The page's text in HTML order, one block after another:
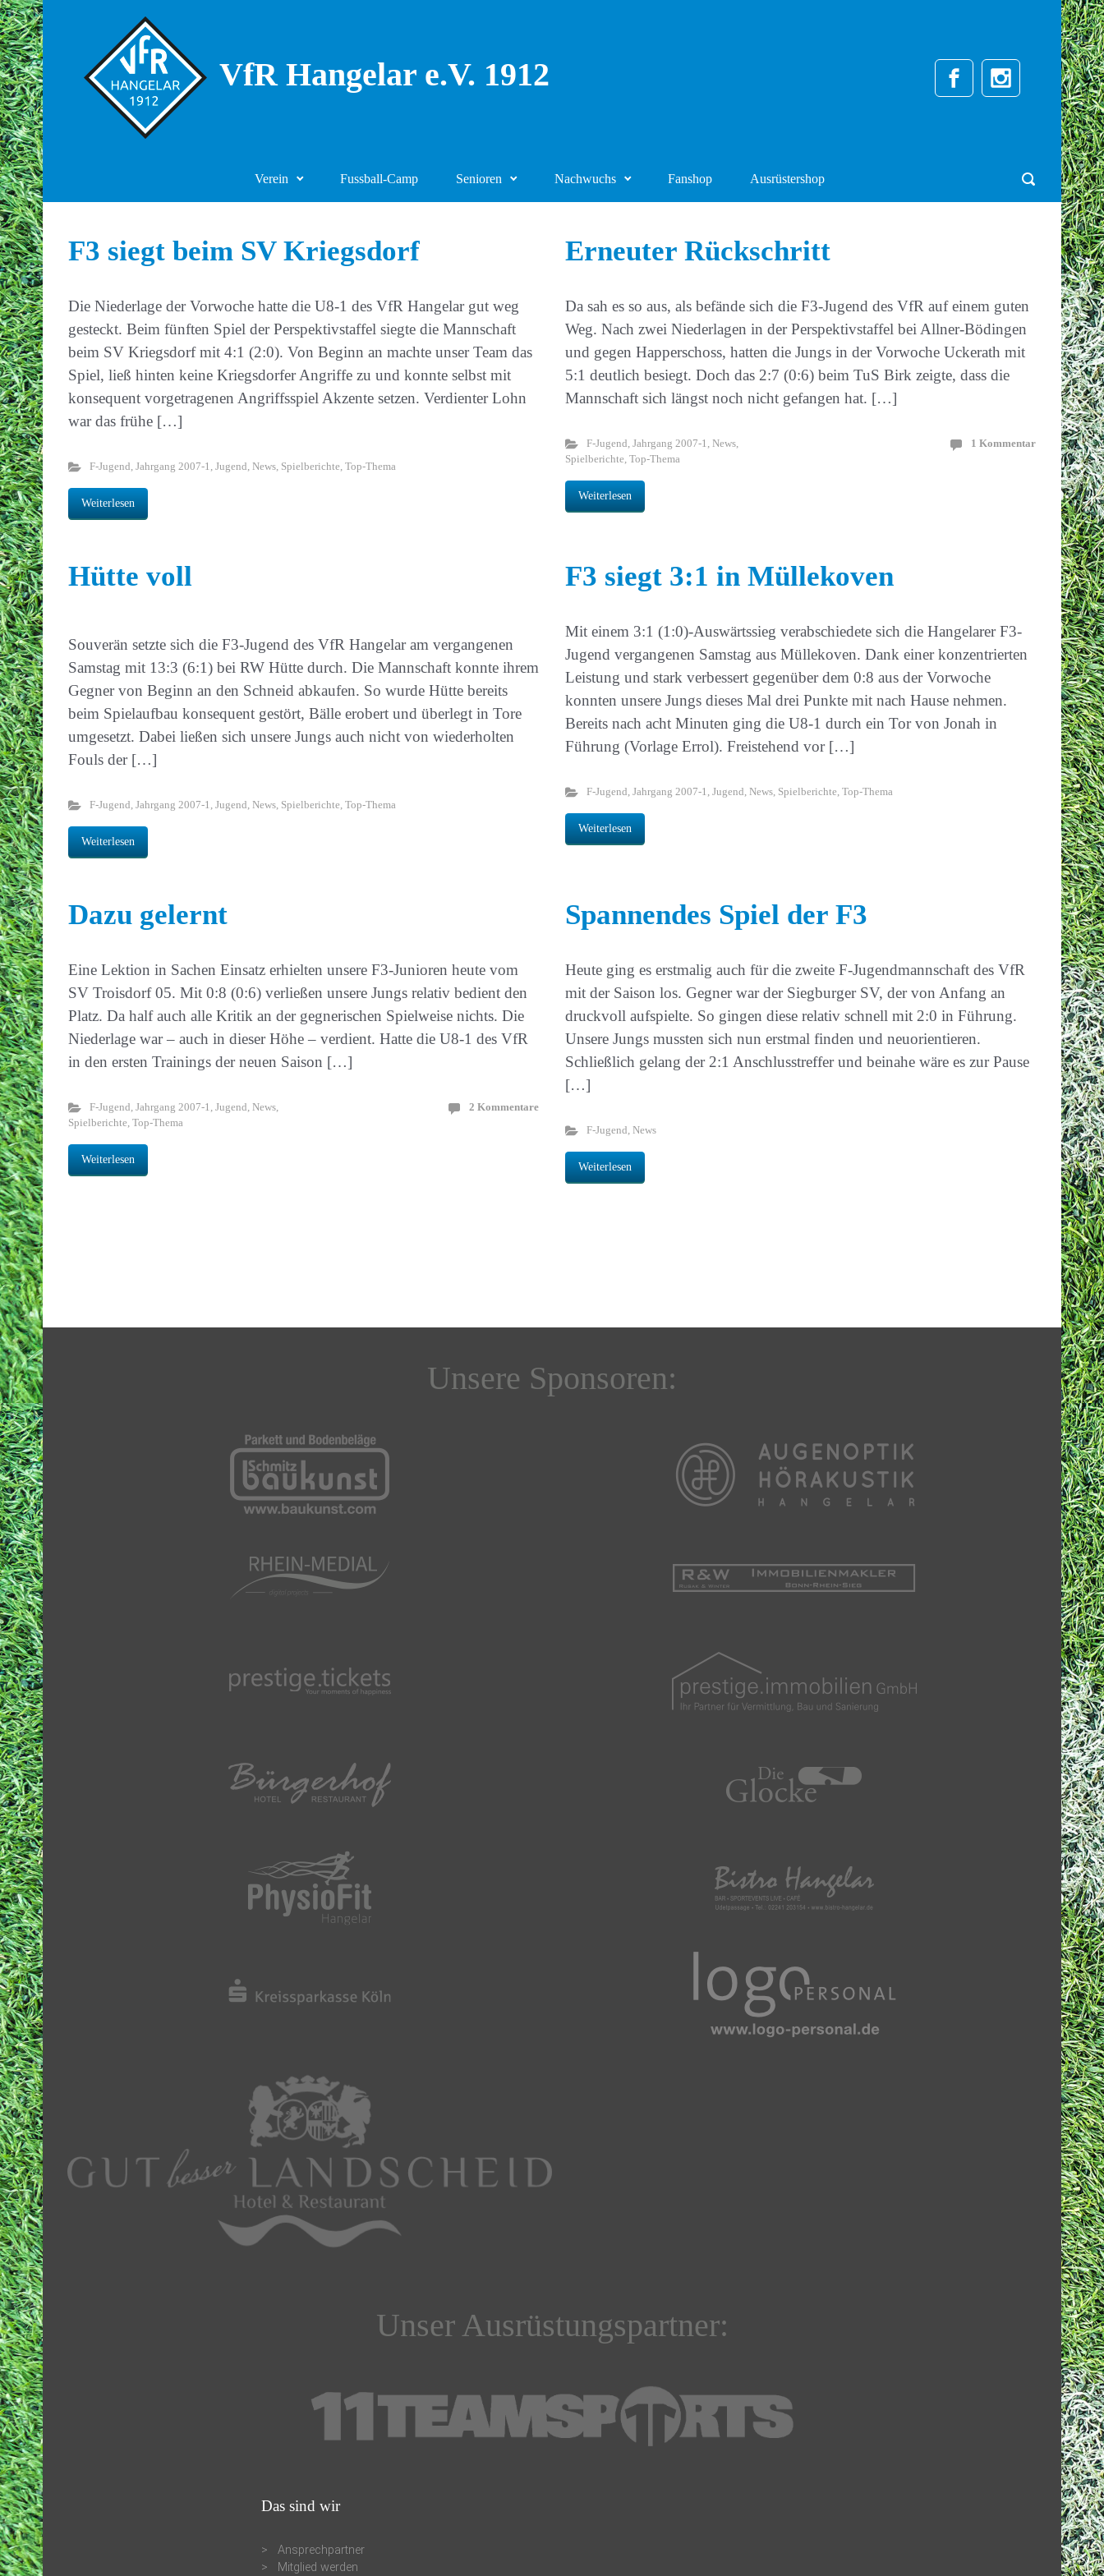
Zum Hauptinhalt springen
VfR Hangelar e.V. 1912
Verein Fussball-Camp Senioren Nachwuchs Fanshop Ausrüstershop
F3 siegt beim SV Kriegsdorf
Die Niederlage der Vorwoche hatte die U8-1 des VfR Hangelar gut weg
gesteckt. Beim fünften Spiel der Perspektivstaffel siegte die Mannschaft
beim SV Kriegsdorf mit 4:1 (2:0). Von Beginn an machte unser Team das
Spiel, ließ hinten keine Kriegsdorfer Angriffe zu und konnte selbst mit
konsequent vorgetragenen Angriffsspiel Akzente setzen. Verdienter Lohn
war das frühe […]
F-Jugend , Jahrgang 2007-1, Jugend , News, Spielberichte, Top-Thema
Weiterlesen
Erneuter Rückschritt
Da sah es so aus, als befände sich die F3-Jugend des VfR auf einem guten
Weg. Nach zwei Niederlagen in der Perspektivstaffel bei Allner-Bödingen
und gegen Happerschoss, hatten die Jungs in der Vorwoche Uckerath mit
5:1 deutlich besiegt. Doch das 2:7 (0:6) beim TuS Birk zeigte, dass die
Mannschaft sich längst noch nicht gefangen hat. […]
F-Jugend , Jahrgang 2007-1, News,
Spielberichte, Top-Thema
1 Kommentar
Weiterlesen
Hütte voll
Souverän setzte sich die F3-Jugend des VfR Hangelar am vergangenen
Samstag mit 13:3 (6:1) bei RW Hütte durch. Die Mannschaft konnte ihrem
Gegner von Beginn an den Schneid abkaufen. So wurde Hütte bereits
beim Spielaufbau konsequent gestört, Bälle erobert und überlegt in Tore
umgesetzt. Dabei ließen sich unsere Jungs auch nicht von wiederholten
Fouls der […]
F-Jugend , Jahrgang 2007-1, Jugend , News, Spielberichte, Top-Thema
Weiterlesen
F3 siegt 3:1 in Müllekoven
Mit einem 3:1 (1:0)-Auswärtssieg verabschiedete sich die Hangelarer F3-
Jugend vergangenen Samstag aus Müllekoven. Dank einer konzentrierten
Leistung und stark verbessert gegenüber dem 0:8 aus der Vorwoche
konnten unsere Jungs dieses Mal drei Punkte mit nach Hause nehmen.
Bereits nach acht Minuten ging die U8-1 durch ein Tor von Jonah in
Führung (Vorlage Errol). Freistehend vor […]
F-Jugend , Jahrgang 2007-1, Jugend , News, Spielberichte, Top-Thema
Weiterlesen
Dazu gelernt
Eine Lektion in Sachen Einsatz erhielten unsere F3-Junioren heute vom
SV Troisdorf 05. Mit 0:8 (0:6) verließen unsere Jungs relativ bedient den
Platz. Da half auch alle Kritik an der gegnerischen Spielweise nichts. Die
Niederlage war – auch in dieser Höhe – verdient. Hatte die U8-1 des VfR
in den ersten Trainings der neuen Saison […]
F-Jugend , Jahrgang 2007-1, Jugend , News,
Spielberichte, Top-Thema
2 Kommentare
Weiterlesen
Spannendes Spiel der F3
Heute ging es erstmalig auch für die zweite F-Jugendmannschaft des VfR
mit der Saison los. Gegner war der Siegburger SV, der von Anfang an
druckvoll aufspielte. So gingen diese relativ schnell mit 2:0 in Führung.
Unsere Jungs mussten sich nun erstmal finden und neuorientieren.
Schließlich gelang der 2:1 Anschlusstreffer und beinahe wäre es zur Pause
[…]
F-Jugend , News
Weiterlesen
Unsere Sponsoren:
Unser Ausrüstungspartner:
Das sind wir
Ansprechpartner
Mitglied werden